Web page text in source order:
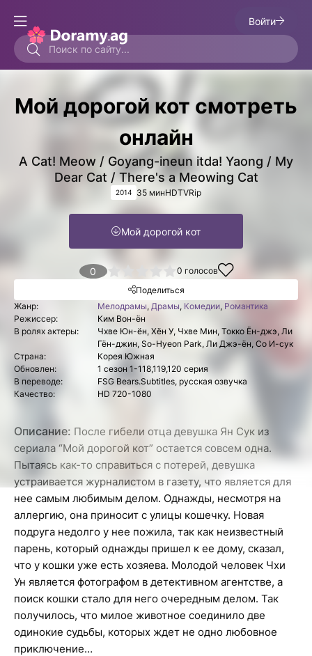
Войти
Мой дорогой кот смотреть
онлайн
A Cat! Meow / Goyang-ineun itda! Yaong / My
Dear Cat / There's a Meowing Cat
2014 35 минHDTVRip
Мой дорогой кот
0
4 5 0 голосов
Поделиться
Жанр:
Мелодрамы, Драмы, Комедии, Романтика
Режиссер:
Ким Вон-ён
В ролях актеры:
Чхве Юн-ён, Хён У, Чхве Мин, Токко Ён-джэ, Ли
Гён-джин, So-Hyeon Park, Ли Джэ-ён, Со И-сук
Страна:
Корея Южная
Обновлен:
1 сезон 1-118,119,120 серия
В переводе:
FSG Bears.Subtitles, русская озвучка
Качество:
HD 720-1080
Описание: После гибели отца девушка Ян Сук из
сериала “Мой дорогой кот” остается совсем одна.
Пытаясь как-то справиться с потерей, девушка
устраивается журналистом в газету, что является для
нее самым любимым делом. Однажды, несмотря на
аллергию, она приносит с улицы кошечку. Новая
подруга недолго у нее пожила, так как неизвестный
парень, который однажды пришел к ее дому, сказал,
что у кошки уже есть хозяева. Молодой человек Чхи
Ун является фотографом в детективном агентстве, а
поиск кошки стало для него очередным делом. Так
получилось, что милое животное соединило две
одинокие судьбы, которых ждет не одно любовное
приключение…